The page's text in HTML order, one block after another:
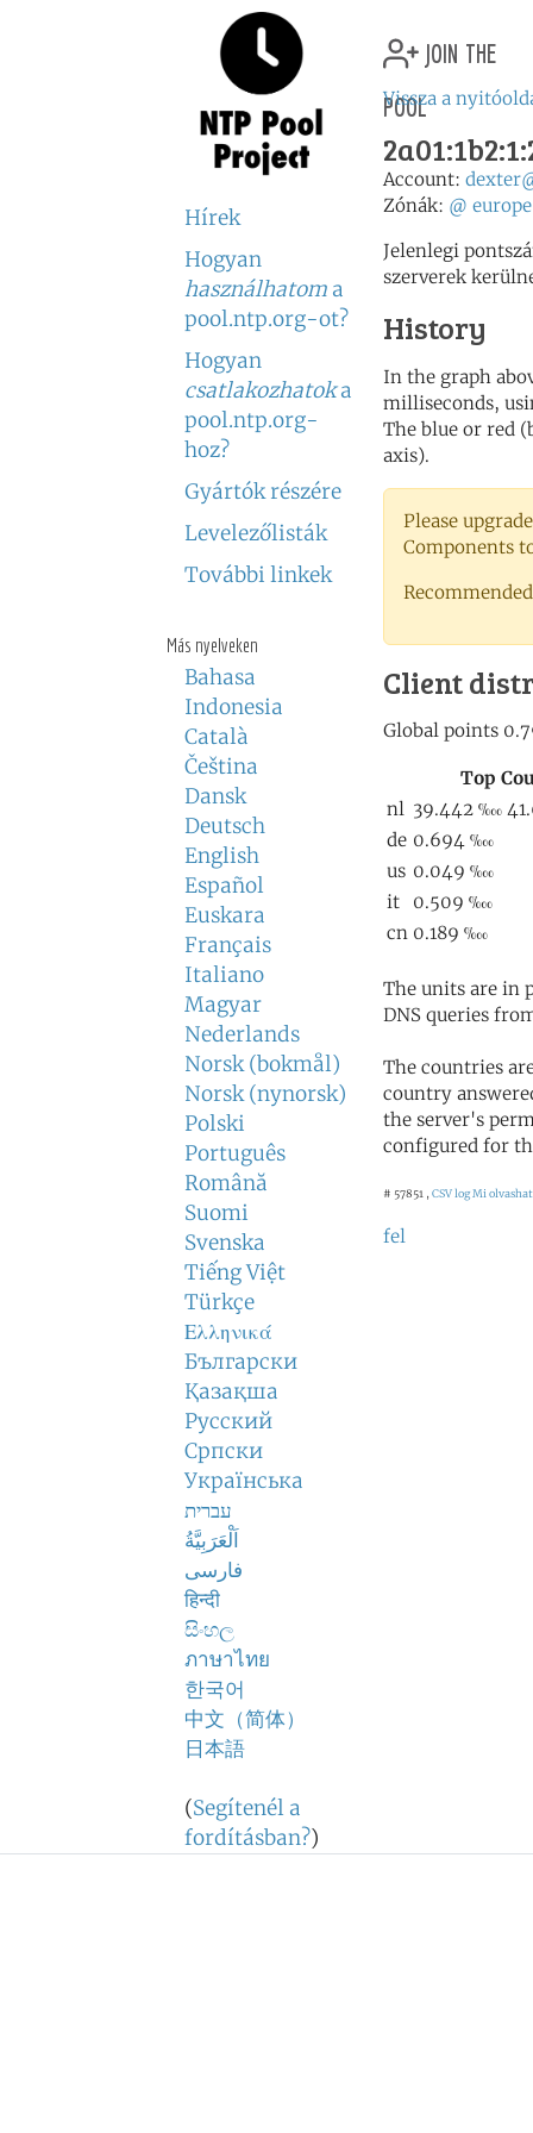
Hírek
Hogyan
használhatom a
pool.ntp.org-ot?
Hogyan
csatlakozhatoka
pool.ntp.org-
hoz?
Gyártók részére
Levelezőlisták
További linkek
Más nyelveken
Bahasa
Indonesia
Català
Čeština
Dansk
Deutsch
English
Español
Euskara
Français
Italiano
Magyar
Nederlands
Norsk (bokmål)
Norsk (nynorsk)
Polski
Português
Română
Suomi
Svenska
Tiếng Việt
Türkçe
Ελληνικά
Български
Қазақша
Русский
Српски
Українська
עברית
اَلْعَرَبِيَّةُ
فارسی
हिन्दी
සිංහල
ภาษาไทย
한국어
中文（简体）
日本語
(Segítenél a
fordításban?)
join the
pool
Vissza a
Account:
Zónák: @ europe
Jelenlegi
szerverek
History
In the graph
milliseconds,
The blue or red
axis).
Please
Components
Client
The units are in
DNS queries
The countries
country
the server's
configured for
# 57851 , CSV logMi
fel